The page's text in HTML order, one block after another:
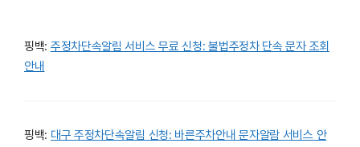
핑백: 주정차단속알림 서비스 무료 신청: 불법주정차 단속 문자 조회
안내
핑백: 대구 주정차단속알림 신청: 바른주차안내 문자알람 서비스 안